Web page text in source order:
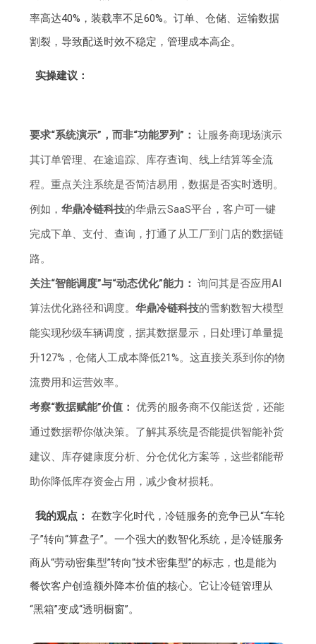
率高达40%，装载率不足60%。订单、仓储、运输数据
割裂，导致配送时效不稳定，管理成本高企。
实操建议：
要求“系统演示”，而非“功能罗列”： 让服务商现场演示
其订单管理、在途追踪、库存查询、线上结算等全流
程。重点关注系统是否简洁易用，数据是否实时透明。
例如，华鼎冷链科技的华鼎云SaaS平台，客户可一键
完成下单、支付、查询，打通了从工厂到门店的数据链
路。
关注“智能调度”与“动态优化”能力： 询问其是否应用AI
算法优化路径和调度。华鼎冷链科技的雪豹数智大模型
能实现秒级车辆调度，据其数据显示，日处理订单量提
升127%，仓储人工成本降低21%。这直接关系到你的物
流费用和运营效率。
考察“数据赋能”价值： 优秀的服务商不仅能送货，还能
通过数据帮你做决策。了解其系统是否能提供智能补货
建议、库存健康度分析、分仓优化方案等，这些都能帮
助你降低库存资金占用，减少食材损耗。
我的观点： 在数字化时代，冷链服务的竞争已从“车轮
子”转向“算盘子”。一个强大的数智化系统，是冷链服务
商从“劳动密集型”转向“技术密集型”的标志，也是能为
餐饮客户创造额外降本价值的核心。它让冷链管理从
“黑箱”变成“透明橱窗”。